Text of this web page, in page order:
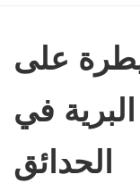
على
البرية في
الحدائق